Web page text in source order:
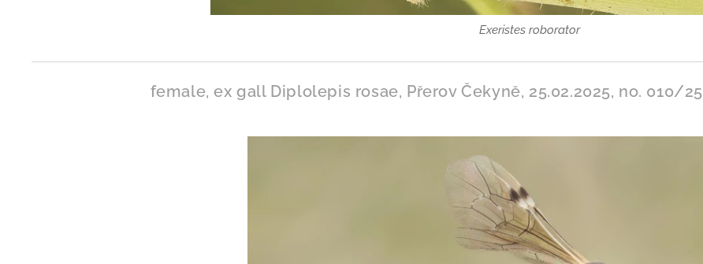
Exeristes roborator
female, ex gall Diplolepis rosae, Přerov Čekyně, 25.02.2025, no. 010/25